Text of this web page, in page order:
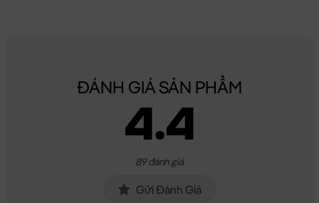
ĐÁNH GIÁ SẢN PHẨM
4.4
89 đánh giá
Gửi Đánh Giá